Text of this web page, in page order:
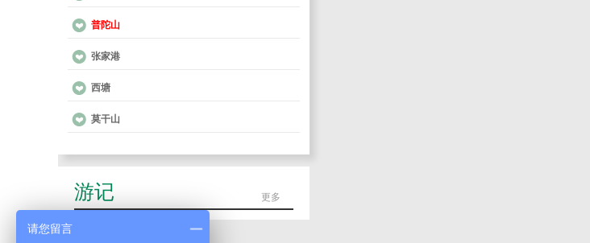
普陀山
张家港
西塘
莫干山
游记 更多
请您留言